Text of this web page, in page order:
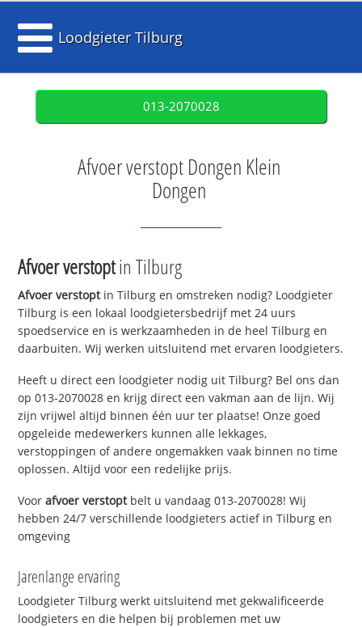
Loodgieter Tilburg
013-2070028
Afvoer verstopt Dongen Klein
Dongen
Afvoer verstoptin Tilburg
Afvoer verstoptin Tilburg en omstreken nodig? Loodgieter
Tilburg is een lokaal loodgietersbedrijf met 24 uurs
spoedservice en is werkzaamheden in de heel Tilburg en
daarbuiten. Wij werken uitsluitend met ervaren loodgieters.
Heeft u direct een loodgieter nodig uit Tilburg? Bel ons dan
op 013-2070028 en krijg direct een vakman aan de lijn. Wij
zijn vrijwel altijd binnen één uur ter plaatse! Onze goed
opgeleide medewerkers kunnen alle lekkages,
verstoppingen of andere ongemakken vaak binnen no time
oplossen. Altijd voor een redelijke prijs.
Voorafvoer verstoptbelt u vandaag 013-2070028! Wij
hebben 24/7 verschillende loodgieters actief in Tilburg en
omgeving
Jarenlange ervaring
Loodgieter Tilburg werkt uitsluitend met gekwalificeerde
loodgieters en die helpen bij problemen met uw